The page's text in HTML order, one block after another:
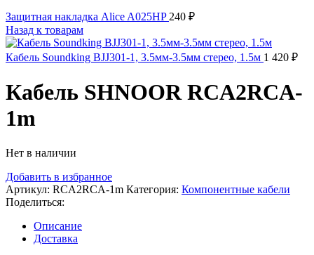
Защитная накладка Alice A025HP 240 ₽
Назад к товарам
Кабель Soundking BJJ301-1, 3.5мм-3.5мм стерео, 1.5м 1 420 ₽
Кабель SHNOOR RCA2RCA-
1m
Нет в наличии
Добавить в избранное
Артикул: RCA2RCA-1m Категория: Компонентные кабели
Поделиться:
Описание
Доставка